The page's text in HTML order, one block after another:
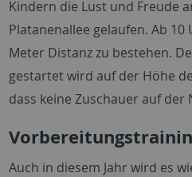
Kindern die Lust und Freude
Platanenallee gelaufen. Ab
Meter Distanz zu bestehen.
gestartet wird auf der Höhe
dass keine Zuschauer auf
Auch in diesem Jahr wird es